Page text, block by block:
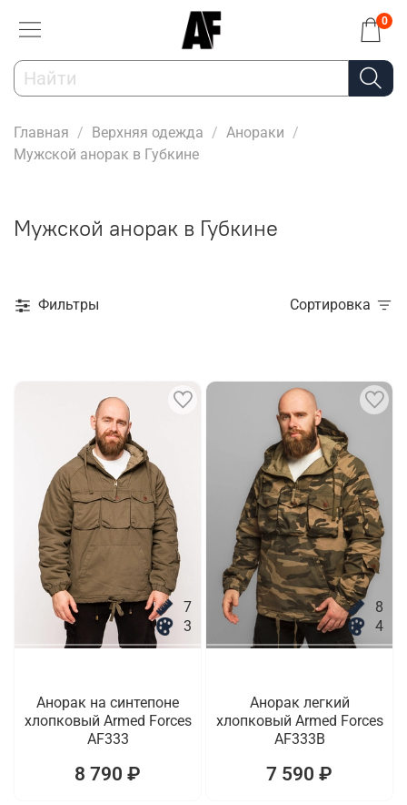
0
Главная Верхняя одежда
Анораки
Мужской анорак в Губкине
Мужской анорак в Губкине
Фильтры Сортировка
7
3
Анорак на синтепоне
хлопковый Armed Forces
AF333
8 790 ₽
8
4
Анорак легкий
хлопковый Armed Forces
AF333B
7 590 ₽